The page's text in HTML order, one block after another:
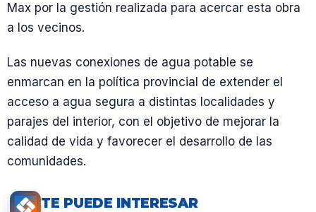
Max por la gestión realizada para acercar esta obra
a los vecinos.
Las nuevas conexiones de agua potable se
enmarcan en la política provincial de extender el
acceso a agua segura a distintas localidades y
parajes del interior, con el objetivo de mejorar la
calidad de vida y favorecer el desarrollo de las
comunidades.
TE PUEDE INTERESAR